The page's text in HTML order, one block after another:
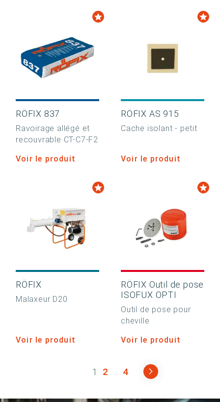
RÖFIX 837
Ravoirage allégé et
recouvrable CT-C7-F2
Voir le produit
RÖFIX AS 915
Cache isolant - petit
Voir le produit
RÖFIX
Malaxeur D20
Voir le produit
RÖFIX Outil de pose
ISOFUX OPTI
Outil de pose pour
cheville
Voir le produit
1 2 ... 4